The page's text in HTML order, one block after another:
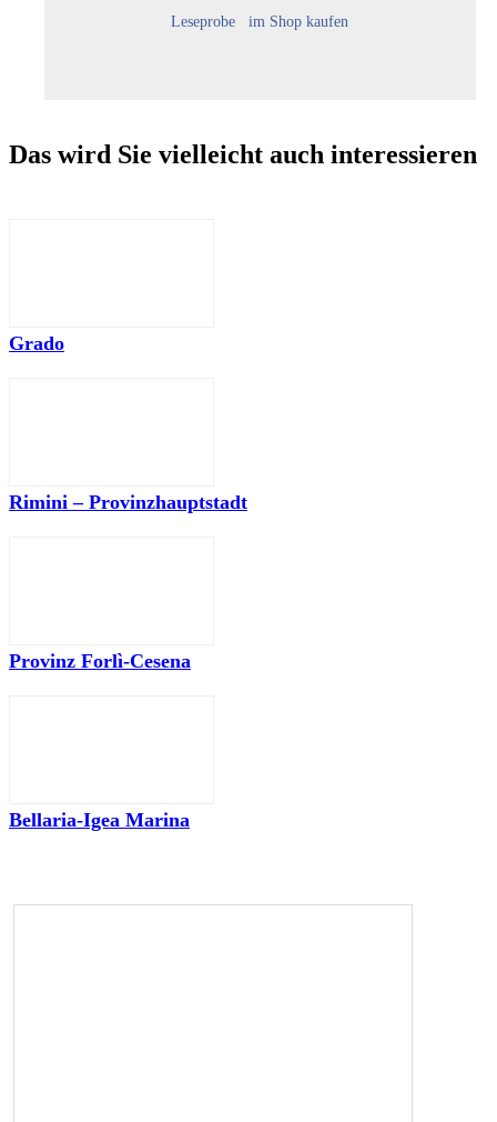
Leseprobe im Shop kaufen
Das wird Sie vielleicht auch interessieren
Grado
Rimini – Provinzhauptstadt
Provinz Forlì-Cesena
Bellaria-Igea Marina